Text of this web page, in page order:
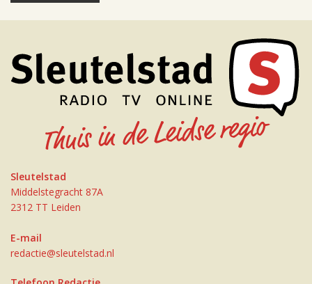
Sleutelstad
Middelstegracht 87A
2312 TT Leiden
E-mail
redactie@sleutelstad.nl